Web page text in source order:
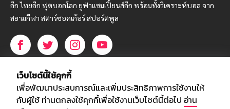
ลีก ไทยลีก ฟุตบอลโลก ยูฟ่าแซมเปี้ยนส์ลีก พร้อมทั้งวิเคราะห์บอล จาก
สยามกีฬา สตาร์ชอคเก้อร์ สปอร์ตพูล
บริษัท สยามสปอร์ต ซินติเคท จำกัด (มหาชน)
เลขที่ 66/26 - 29 ซอยรามอินทรา 40
ถนนรามอินทรา แขวงนวลจันทร์
เว็บไซต์นี้ใช้คุกกี้
เพื่อพัฒนาประสบการณ์และเพิ่มประสิทธิภาพการใช้งานให้
กับผู้ใช้ ท่านตกลงใช้คุกกี้เพื่อใช้งานเว็บไซต์นี้ต่อไป อ่าน